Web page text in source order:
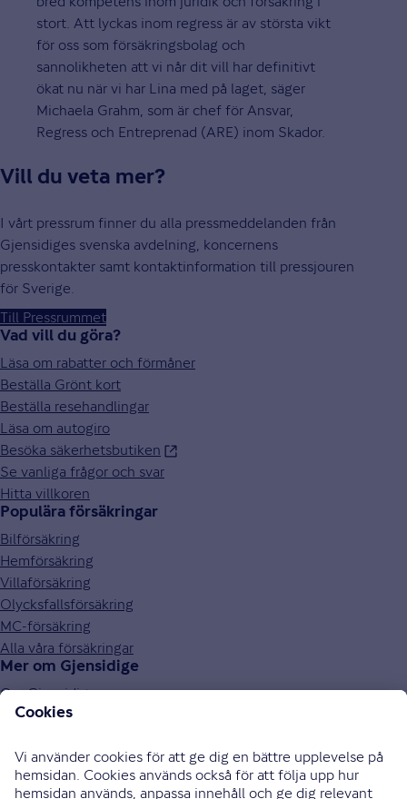
stort. Att lyckas inom regress är av största vikt
för oss som försäkringsbolag och
sannolikheten att vi når dit vill har definitivt
ökat nu när vi har Lina med på laget, säger
Michaela Grahm, som är chef för Ansvar,
Regress och Entreprenad (ARE) inom Skador.
Vill du veta mer?
I vårt pressrum finner du alla pressmeddelanden från
Gjensidiges svenska avdelning, koncernens
presskontakter samt kontaktinformation till pressjouren
för Sverige.
Till Pressrummet
Vad vill du göra?
Läsa om rabatter och förmåner
Beställa Grönt kort
Beställa resehandlingar
Läsa om autogiro
Besöka säkerhetsbutiken
Se vanliga frågor och svar
Hitta villkoren
Populära försäkringar
Bilförsäkring
Hemförsäkring
Villaförsäkring
Olycksfallsförsäkring
MC-försäkring
Alla våra försäkringar
Mer om Gjensidige
Om Gjensidige
Jobba hos oss
Press och media
Investor relations